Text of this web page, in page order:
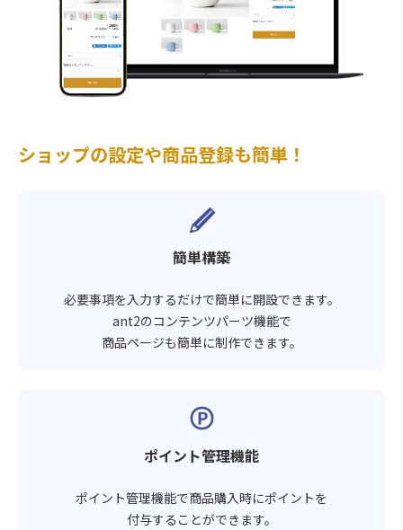
ショップの設定や商品登録も簡単！
簡単構築
必要事項を入力するだけで簡単に開設できます。
ant2のコンテンツパーツ機能で
商品ページも簡単に制作できます。
ポイント管理機能
ポイント管理機能で商品購入時にポイントを
付与することができます。